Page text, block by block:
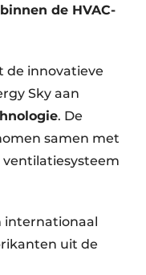
de HVAC-
de innovatieve
Sky aan
. De
samen met
ventilatiesysteem
internationaal
uit de